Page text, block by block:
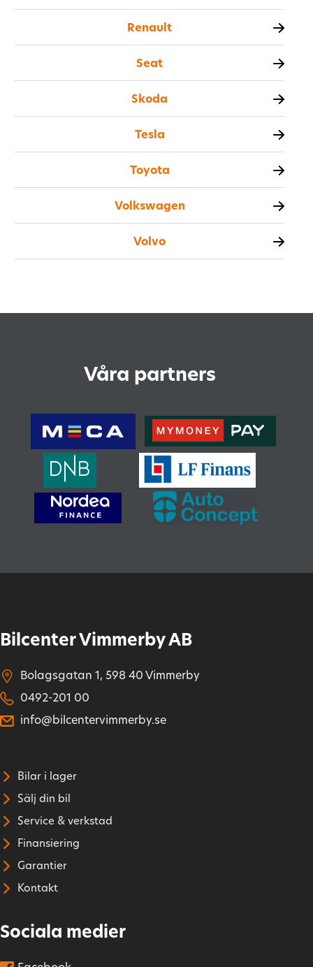
Renault
Seat
Skoda
Tesla
Toyota
Volkswagen
Volvo
Våra partners
Bilcenter Vimmerby AB
Bolagsgatan 1, 598 40 Vimmerby
0492-201 00
info@bilcentervimmerby.se
Bilar i lager
Sälj din bil
Service & verkstad
Finansiering
Garantier
Kontakt
Sociala medier